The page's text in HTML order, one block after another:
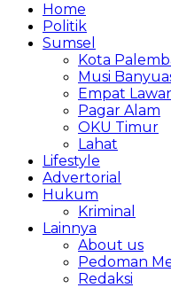
Home
Politik
Sumsel
Kota
Musi
Empat
Pagar Alam
OKU Timur
Lahat
Lifestyle
Advertorial
Hukum
Kriminal
Lainnya
About us
Pedoman
Redaksi